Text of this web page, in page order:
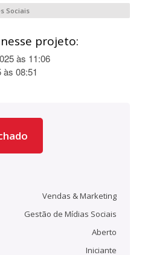
Sociais
projeto:
às 11:06
às 08:51
Vendas & Marketing
Gestão de Mídias Sociais
Aberto
Iniciante